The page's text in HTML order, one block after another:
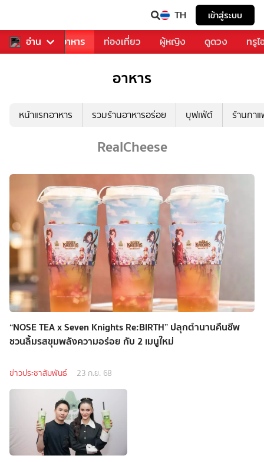
TH เข้าสู่ระบบ
อ่าน
การเพลง อาหาร ท่องเที่ยว ผู้หญิง ดูดวง ทรู
อาหาร
หน้าแรกอาหาร รวมร้านอาหารอร่อย บุฟเฟ่ต์ ร้านกา
RealCheese
“NOSE TEA x Seven Knights Re:BIRTH” ปลุกตำนานคืนชีพ
ชวนลิ้มรสขุมพลังความอร่อย กับ 2 เมนูใหม่
ข่าวประชาสัมพันธ์ 23 ก.ย. 68